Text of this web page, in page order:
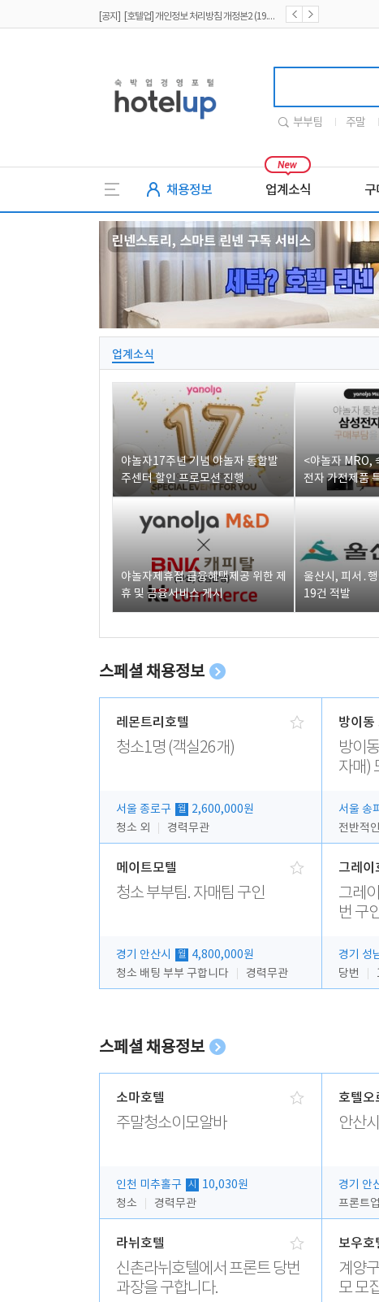
[공지] [호텔업] 개인정보 처리방침 개정본2 (19.09.02)
부부팀 주말
채용정보 업계소식 구
업계소식
야놀자17주년 기념 야놀자 통합발
주센터 할인 프로모션 진행
<야놀자 MRO,
전자 가전제품
야놀자제휴점 금융혜택제공 위한 제
휴 및 금융서비스 게시
울산시, 피서․
19건 적발
스페셜 채용정보
레몬트리호텔
청소1명 (객실26개)
서울 종로구 월
2,600,000원
청소 외
경력무관
방이동
방이
자매)
서울 송
메이트모텔
청소 부부팀. 자매팀 구인
경기 안산시 월
4,800,000원
청소 배팅 부부 구합니다
경력무관
그레이
그레
번 구
경기 성
당번
스페셜 채용정보
소마호텔
주말청소이모알바
인천 미추홀구 시
10,030원
청소
경력무관
호텔오
안산
경기 안
프론트
라뉘호텔
신촌라뉘호텔에서 프론트 당번
과장을 구합니다.
보우호
계양
모 모